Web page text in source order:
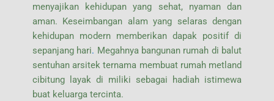
menyajikan kehidupan yang sehat, nyaman dan
aman. Keseimbangan alam yang selaras dengan
kehidupan modern memberikan dapak positif di
sepanjang hari. Megahnya bangunan rumah di balut
sentuhan arsitek ternama membuat rumah metland
cibitung layak di miliki sebagai hadiah istimewa
buat keluarga tercinta.